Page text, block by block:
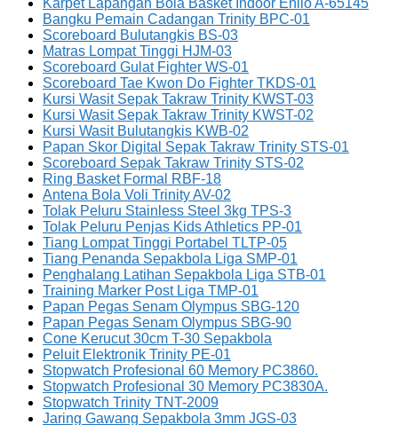
Karpet Lapangan Bola Basket Indoor Enlio A-65145
Bangku Pemain Cadangan Trinity BPC-01
Scoreboard Bulutangkis BS-03
Matras Lompat Tinggi HJM-03
Scoreboard Gulat Fighter WS-01
Scoreboard Tae Kwon Do Fighter TKDS-01
Kursi Wasit Sepak Takraw Trinity KWST-03
Kursi Wasit Sepak Takraw Trinity KWST-02
Kursi Wasit Bulutangkis KWB-02
Papan Skor Digital Sepak Takraw Trinity STS-01
Scoreboard Sepak Takraw Trinity STS-02
Ring Basket Formal RBF-18
Antena Bola Voli Trinity AV-02
Tolak Peluru Stainless Steel 3kg TPS-3
Tolak Peluru Penjas Kids Athletics PP-01
Tiang Lompat Tinggi Portabel TLTP-05
Tiang Penanda Sepakbola Liga SMP-01
Penghalang Latihan Sepakbola Liga STB-01
Training Marker Post Liga TMP-01
Papan Pegas Senam Olympus SBG-120
Papan Pegas Senam Olympus SBG-90
Cone Kerucut 30cm T-30 Sepakbola
Peluit Elektronik Trinity PE-01
Stopwatch Profesional 60 Memory PC3860.
Stopwatch Profesional 30 Memory PC3830A.
Stopwatch Trinity TNT-2009
Jaring Gawang Sepakbola 3mm JGS-03